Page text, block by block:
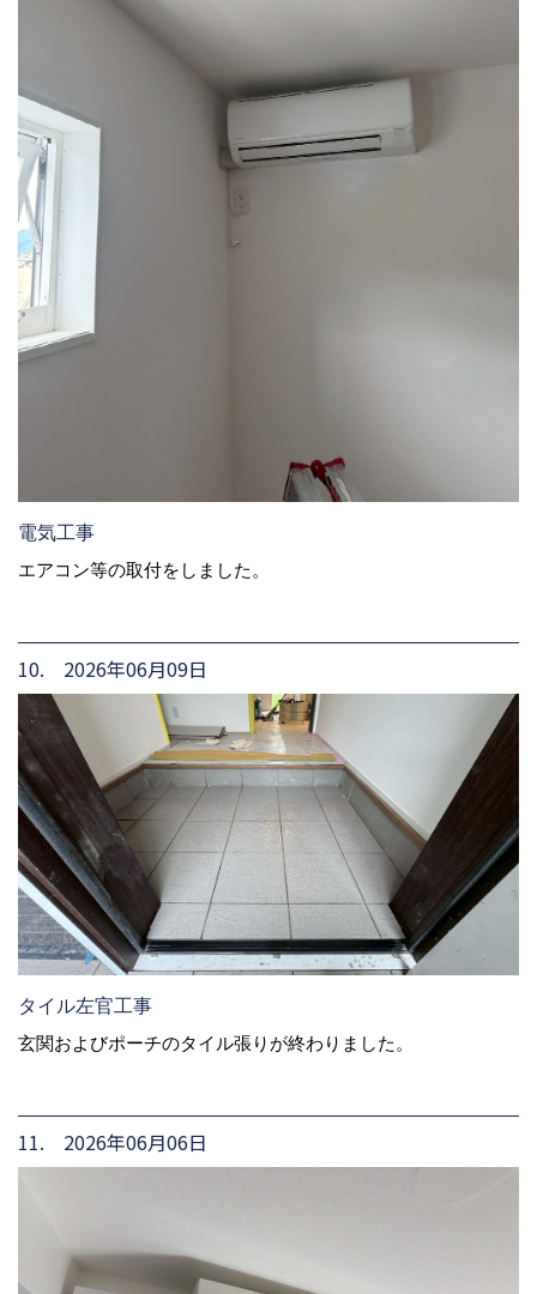
電気工事
エアコン等の取付をしました。
10. 2026年06月09日
タイル左官工事
玄関およびポーチのタイル張りが終わりました。
11. 2026年06月06日